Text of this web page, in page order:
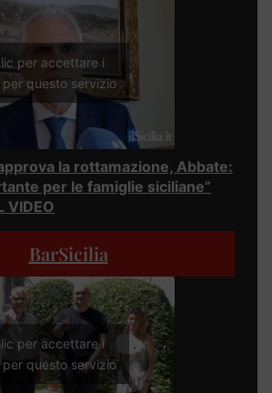
per accettare i
per questo servizio
la rottamazione, Abbate:
per le famiglie siciliane”
VIDEO
BarSicilia
per accettare i
per questo servizio